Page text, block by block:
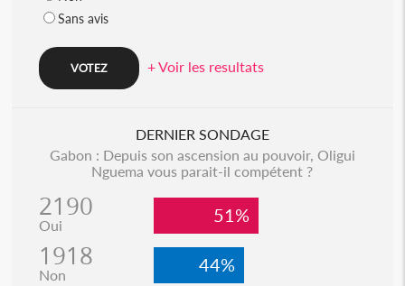
Sans avis
+ Voir les resultats
DERNIER SONDAGE
Gabon : Depuis son ascension au pouvoir, Oligui
Nguema vous parait-il compétent ?
2190
Oui 51%
1918
Non 44%